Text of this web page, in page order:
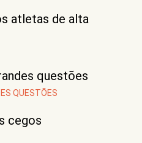
atletas de alta
questões
QUESTÕES
cegos